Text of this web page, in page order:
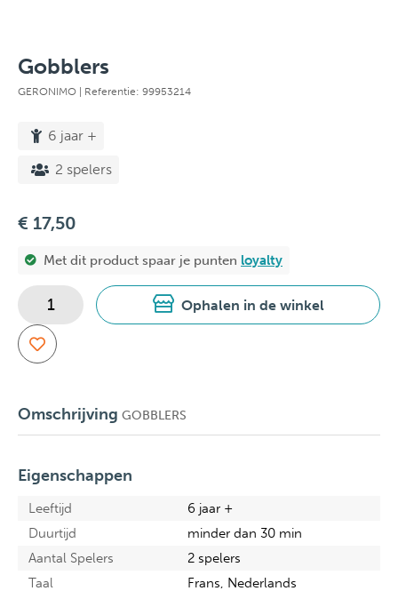
Gobblers
GERONIMO | Referentie: 99953214
6 jaar +
2 spelers
€ 17,50
Met dit product spaar je punten loyalty
Ophalen in de winkel
Omschrijving GOBBLERS
Eigenschappen
Leeftijd
6 jaar +
Duurtijd
minder dan 30 min
Aantal Spelers
2 spelers
Taal
Frans, Nederlands